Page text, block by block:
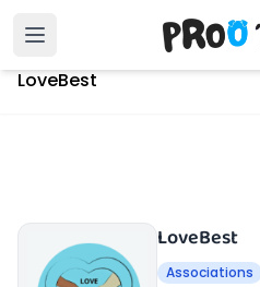
Accueil LoveBest
LoveBest
LoveBest
Associations